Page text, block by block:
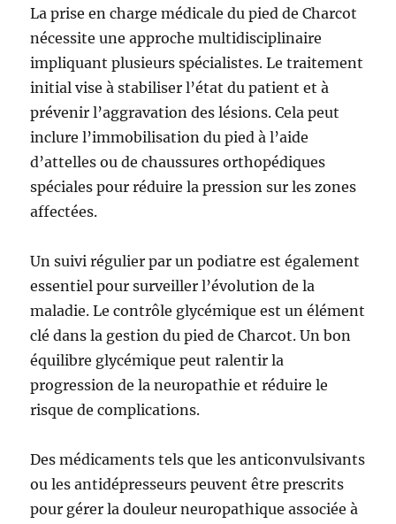
La prise en charge médicale du pied de Charcot
nécessite une approche multidisciplinaire
impliquant plusieurs spécialistes. Le traitement
initial vise à stabiliser l’état du patient et à
prévenir l’aggravation des lésions. Cela peut
inclure l’immobilisation du pied à l’aide
d’attelles ou de chaussures orthopédiques
spéciales pour réduire la pression sur les zones
affectées.
Un suivi régulier par un podiatre est également
essentiel pour surveiller l’évolution de la
maladie. Le contrôle glycémique est un élément
clé dans la gestion du pied de Charcot. Un bon
équilibre glycémique peut ralentir la
progression de la neuropathie et réduire le
risque de complications.
Des médicaments tels que les anticonvulsivants
ou les antidépresseurs peuvent être prescrits
pour gérer la douleur neuropathique associée à